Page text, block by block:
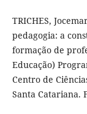
TRICHES,
pedagogia: a
formação de
Educação)
Centro de
Santa Catariana.